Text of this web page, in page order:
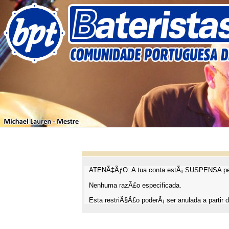
ATENÃ‡ÃƒO: A tua conta estÃ¡ SUSPENSA
Nenhuma razÃ£o especificada.
Esta restriÃ§Ã£o poderÃ¡ ser anulada a partir